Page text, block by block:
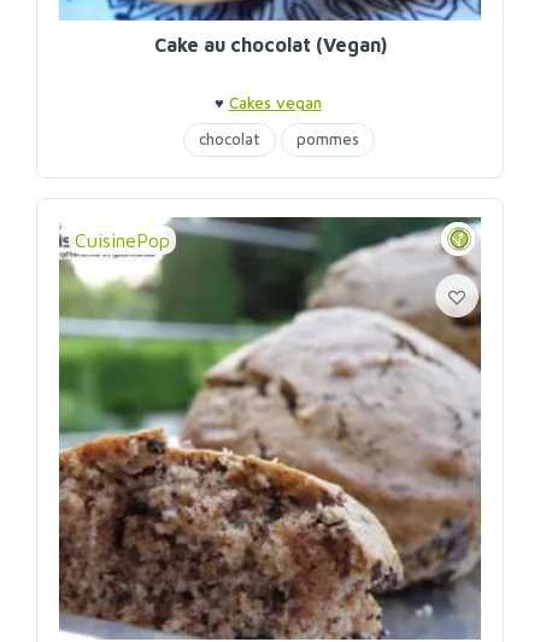
Cake au chocolat (Vegan)
♥ Cakes vegan
chocolat
pommes
CuisinePop